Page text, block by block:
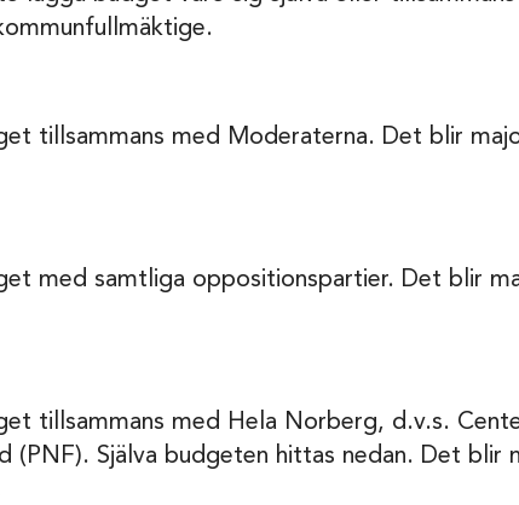
tillsammans med Moderaterna. Det blir
med samtliga oppositionspartier. Det blir
tillsammans med Hela Norberg, d.v.s.
Själva budgeten hittas nedan. Det blir